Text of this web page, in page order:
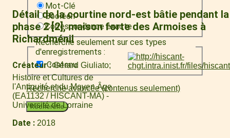
Mot-Clé
Booléen
Correspondance exacte
Recherche seulement sur ces types
d'enregistrements :
Contenu
Recherche avancée (contenus seulement)
Recherche
Détail de la courtine nord-est bâtie pendant la
phase 2 [2], maison forte des Armoises à
Richardménil
Créateur
Gérard Giuliato
Histoire et Cultures de
l'Antiquité et du Moyen Âge
(EA1132 / HISCANT-MA) -
Université de Lorraine
Date 2018